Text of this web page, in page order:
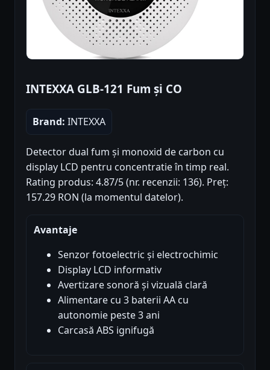
INTEXXA GLB-121 Fum și CO
Brand: INTEXXA
Detector dual fum și monoxid de carbon cu
display LCD pentru concentratie în timp real.
Rating produs: 4.87/5 (nr. recenzii: 136). Preț:
157.29 RON (la momentul datelor).
Avantaje
Senzor fotoelectric și electrochimic
Display LCD informativ
Avertizare sonoră și vizuală clară
Alimentare cu 3 baterii AA cu
autonomie peste 3 ani
Carcasă ABS ignifugă